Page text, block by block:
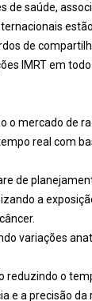
de saúde,
de
IMRT em todo
o mercado de
real com
de
a
variações
reduzindo o
e a precisão da